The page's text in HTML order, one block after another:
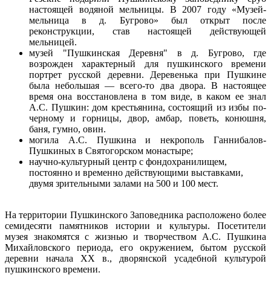
настоящей водяной мельницы. В 2007 году «Музей-
мельница в д. Бугрово» был открыт после
реконструкции, став настоящей действующей
мельницей.
музей "Пушкинская Деревня" в д. Бугрово, где
возрожден характерный для пушкинского времени
портрет русской деревни. Деревенька при Пушкине
была небольшая — всего-то два двора. В настоящее
время она восстановлена в том виде, в каком ее знал
А.С. Пушкин: дом крестьянина, состоящий из избы по-
черному и горницы, двор, амбар, поветь, конюшня,
баня, гумно, овин.
могила А.С. Пушкина и некрополь Ганнибалов-
Пушкиных в Святогорском монастыре;
научно-культурный центр с фондохранилищем,
постоянно и временно действующими выставками,
двумя зрительными залами на 500 и 100 мест.
На территории Пушкинского Заповедника расположено более
семидесяти памятников истории и культуры. Посетители
музея знакомятся с жизнью и творчеством А.С. Пушкина
Михайловского периода, его окружением, бытом русской
деревни начала ХХ в., дворянской усадебной культурой
пушкинского времени.